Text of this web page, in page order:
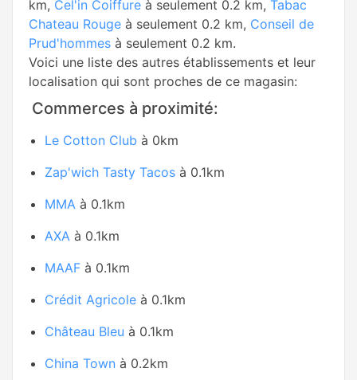
km, Cel'in Coiffure à seulement 0.2 km, Tabac
Chateau Rouge à seulement 0.2 km, Conseil de
Prud'hommes à seulement 0.2 km.
Voici une liste des autres établissements et leur
localisation qui sont proches de ce magasin:
Commerces à proximité:
Le Cotton Club à 0km
Zap'wich Tasty Tacos à 0.1km
MMA à 0.1km
AXA à 0.1km
MAAF à 0.1km
Crédit Agricole à 0.1km
Château Bleu à 0.1km
China Town à 0.2km